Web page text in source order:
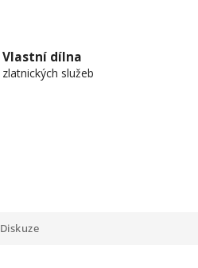
Vlastní dílna
zlatnických služeb
Diskuze